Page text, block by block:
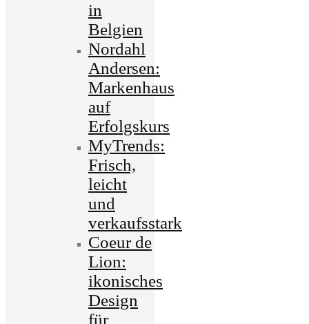
in
Belgien
Nordahl
Andersen:
Markenhaus
auf
Erfolgskurs
MyTrends:
Frisch,
leicht
und
verkaufsstark
Coeur de
Lion:
ikonisches
Design
für